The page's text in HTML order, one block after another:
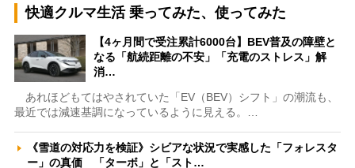
快適クルマ生活 乗ってみた、使ってみた
【4ヶ月間で受注累計6000台】BEV普及の障壁と
なる「航続距離の不安」「充電のストレス」解
消…
あれほどもてはやされていた「EV（BEV）シフト」の潮流も、
最近では減速基調になっているように見える。…
《雪道の対応力を検証》シビアな状況で実感した「フォレスタ
ー」の真価 「ターボ」と「スト…